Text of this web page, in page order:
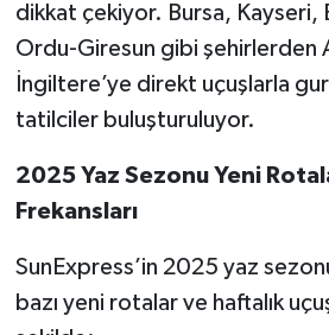
dikkat çekiyor. Bursa, Kayseri,
Ordu-Giresun gibi şehirlerden
İngiltere’ye direkt uçuşlarla
tatilciler buluşturuluyor.
2025 Yaz Sezonu Yeni
Frekansları
SunExpress’in 2025 yaz
bazı yeni rotalar ve haftalık